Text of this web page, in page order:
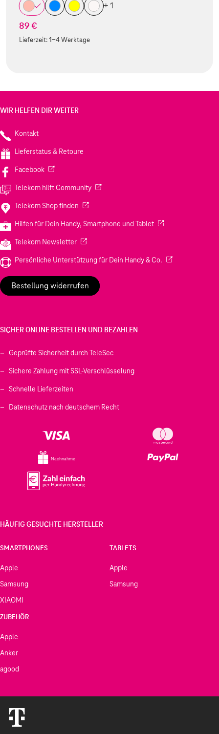
+ 1
89 €
Lieferzeit:1-4 Werktage
WIR HELFEN DIR WEITER
Kontakt
Lieferstatus & Retoure
Facebook(Wird in einem neuen Tab geöffnet)
Telekom hilft Community(Wird in einem neuen Tab geöffnet)
Telekom Shop finden (Wird in einem neuen Tab geöffnet)
Hilfen für Dein Handy, Smartphone und Tablet(Wird in einem
Telekom Newsletter(Wird in einem neuen Tab geöffnet)
Persönliche Unterstützung für Dein Handy & Co. (Wird in einem
Bestellung widerrufen
SICHER ONLINE BESTELLEN UND BEZAHLEN
Geprüfte Sicherheit durch TeleSec
Sichere Zahlung mit SSL-Verschlüsselung
Schnelle Lieferzeiten
Datenschutz nach deutschem Recht
Nachnahme
HÄUFIG GESUCHTE HERSTELLER
SMARTPHONES
Apple
Samsung
XIAOMI
TABLETS
Apple
Samsung
ZUBEHÖR
Apple
Anker
agood